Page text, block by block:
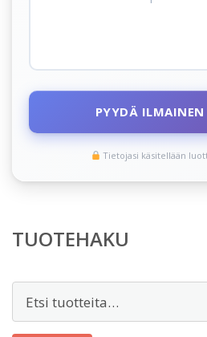
PYYDÄ ILMAINEN
Tietojasi käsitellään
TUOTEHAKU